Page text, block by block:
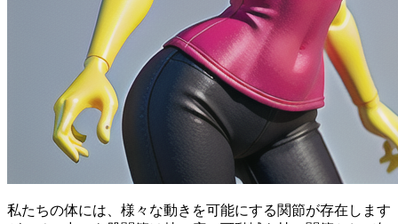
私たちの体には、様々な動きを可能にする関節が存在します